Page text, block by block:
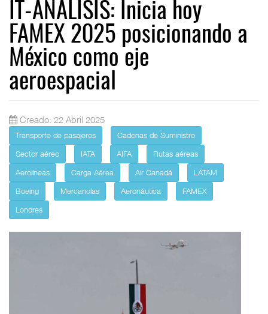
IT-ANÁLISIS: Inicia hoy
FAMEX 2025 posicionando a
México como eje
aeroespacial
Creado: 22 Abril 2025
Transporte de pasajeros
Cadenas de Suministro
Sector aéreo
IATA AIFA
Rutas aéreas
Aerolíneas
Carga Aérea Air Canadá
LATAM
Boeing
Mercancías Aeronáutica
FAMEX
Londres